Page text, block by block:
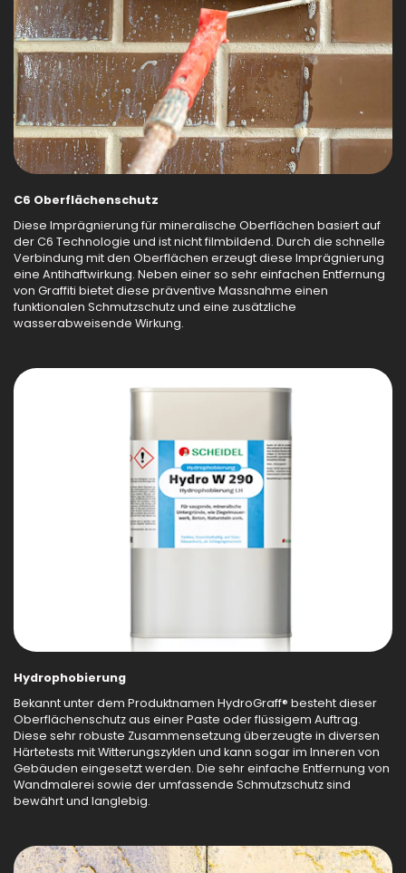
C6 Oberflächenschutz
Diese Imprägnierung für mineralische Oberflächen basiert auf
der C6 Technologie und ist nicht filmbildend. Durch die schnelle
Verbindung mit den Oberflächen erzeugt diese Imprägnierung
eine Antihaftwirkung. Neben einer so sehr einfachen Entfernung
von Graffiti bietet diese präventive Massnahme einen
funktionalen Schmutzschutz und eine zusätzliche
wasserabweisende Wirkung.
Hydrophobierung
Bekannt unter dem Produktnamen HydroGraff® besteht dieser
Oberflächenschutz aus einer Paste oder flüssigem Auftrag.
Diese sehr robuste Zusammensetzung überzeugte in diversen
Härtetests mit Witterungszyklen und kann sogar im Inneren von
Gebäuden eingesetzt werden. Die sehr einfache Entfernung von
Wandmalerei sowie der umfassende Schmutzschutz sind
bewährt und langlebig.